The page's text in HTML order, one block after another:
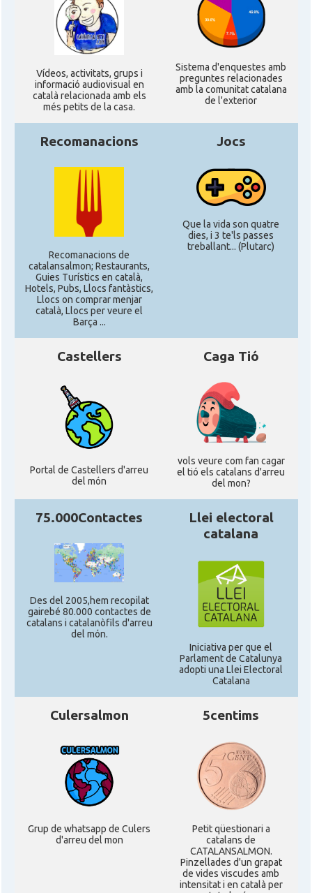
Acció ACCIÓ Miami
Units i Canadà (New York)
Delegació
Delegació del Govern als Estats
Units i Canadà (Washington)
Consolat Consolat general a Chicago
Consolat general a Houston
Consolat Consolat general a Los Angeles
Consolat
Consolat Consolat general a New York City
Consolat Consolat general a San Francisco
Consolat Consolat general a Washington
Ambaixada espanyola a Estats Units
d'Amèrica
* + ambaixades i consolats
Ví­deos, activitats, grups i
informació audiovisual en
català relacionada amb els
més petits de la casa.
Sistema d'enquestes amb
preguntes relacionades
amb la comunitat catalana
de l'exterior
Recomanacions
Recomanacions de
catalansalmon; Restaurants,
Guies Turístics en català,
Hotels, Pubs, Llocs fantàstics,
Llocs on comprar menjar
català, Llocs per veure el
Barça ...
Jocs
Que la vida son quatre
dies, i 3 te'ls passes
treballant... (Plutarc)
Castellers
Portal de Castellers d'arreu
del món
Caga Tió
vols veure com fan cagar
el tió els catalans d'arreu
del mon?
75.000Contactes
Des del 2005,hem recopilat
gairebé 80.000 contactes de
catalans i catalanòfils d'arreu
del món.
Llei electoral
catalana
Iniciativa per que el
Parlament de Catalunya
adopti una Llei Electoral
Catalana
Culersalmon
Grup de whatsapp de Culers
d'arreu del mon
5centims
Petit qüestionari a
catalans de
CATALANSALMON.
Pinzellades d'un grapat
de vides viscudes amb
intensitat i en català per